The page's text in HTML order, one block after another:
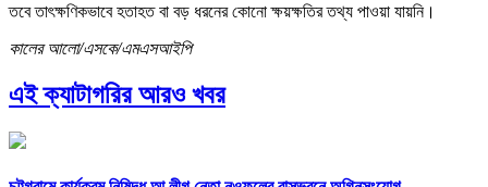
তবে তাৎক্ষণিকভাবে হতাহত বা বড় ধরনের কোনো ক্ষয়ক্ষতির তথ্য পাওয়া যায়নি।
কালের আলো/এসকে/এমএসআইপি
এই ক্যাটাগরির আরও খবর